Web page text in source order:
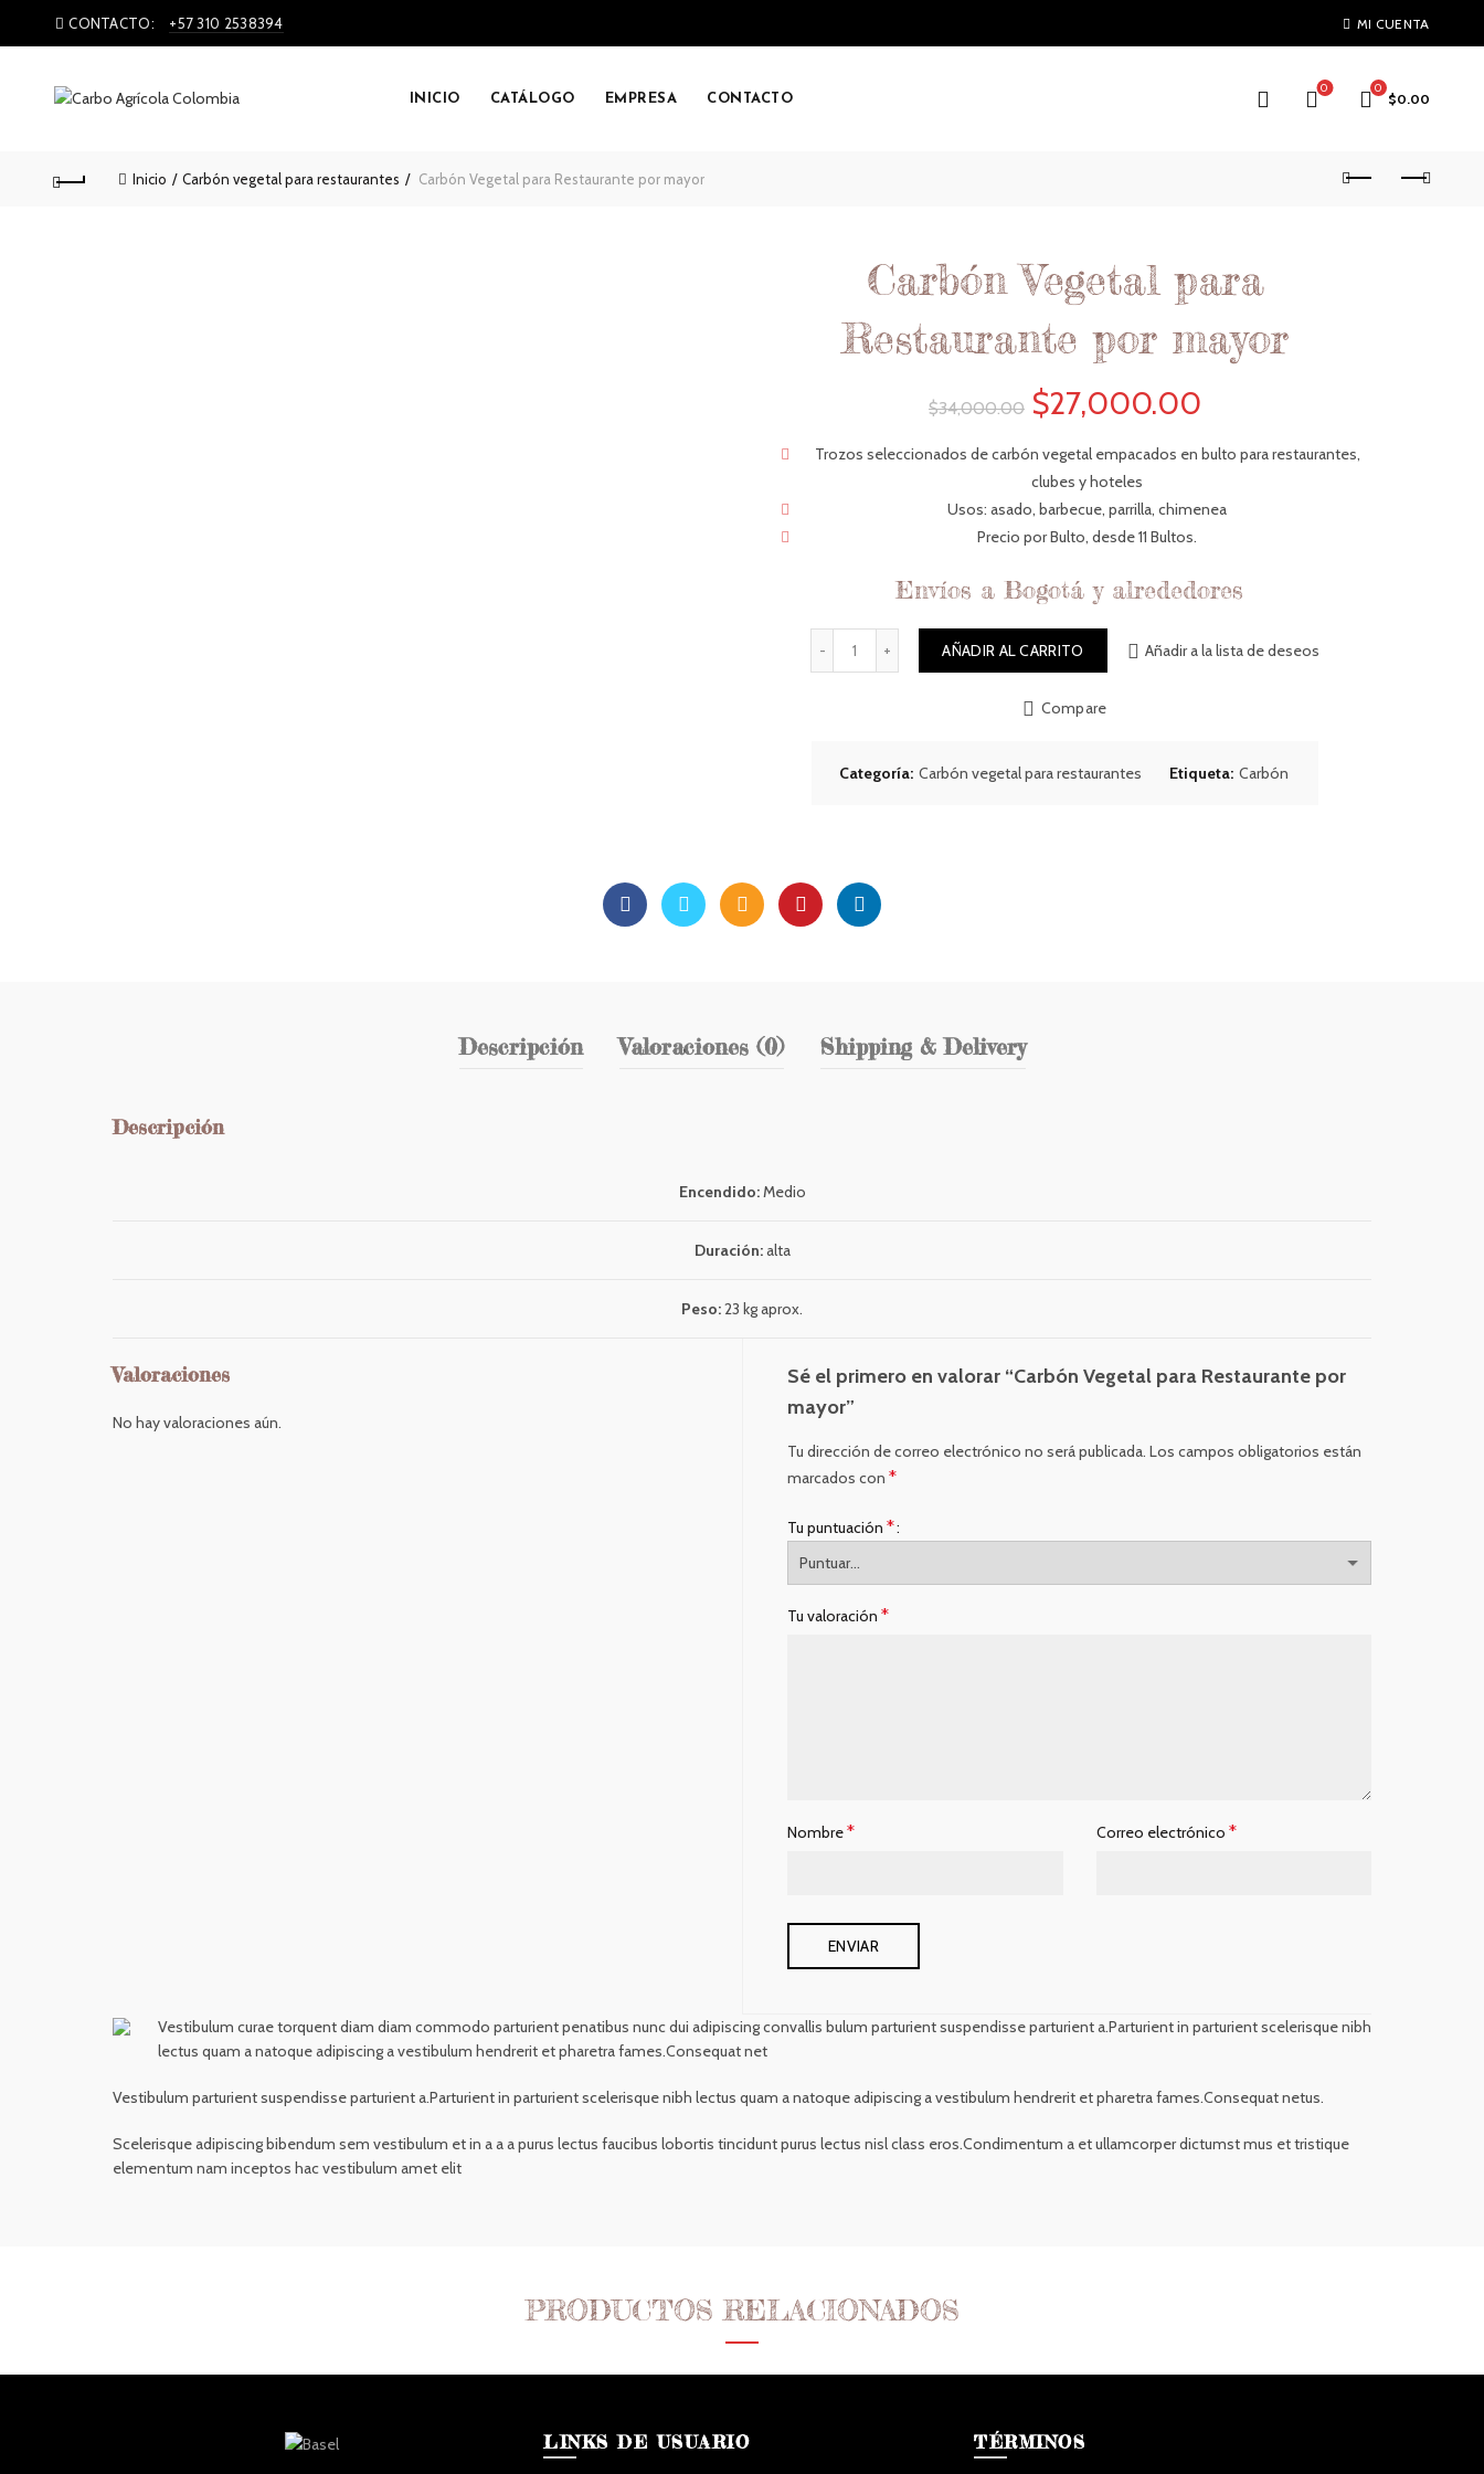
CONTACTO: +57 310 2538394 MI CUENTA
INICIO CATÁLOGO EMPRESA CONTACTO
0 0
$0.00
Inicio Carbón vegetal para restaurantes Carbón Vegetal para Restaurante por mayor
Carbón Vegetal para
Restaurante por mayor
$34,000.00 El
precio
original
era:
$34,000.00.
$27,000.00
precio
actual
$27,000.00.
Trozos seleccionados de carbón vegetal empacados en bulto para restaurantes,
clubes y hoteles
Usos: asado, barbecue, parrilla, chimenea
Precio por Bulto, desde 11 Bultos.
Envíos a Bogotá y alrededores
AÑADIR AL CARRITO Añadir a la lista de deseos
Compare
Categoría: Carbón vegetal para restaurantes Etiqueta: Carbón
Descripción Valoraciones (0) Shipping & Delivery
Descripción
Encendido:Medio
Duración:alta
Peso:23 kg aprox.
Valoraciones
No hay valoraciones aún.
Sé el primero en valorar “Carbón Vegetal para Restaurante por
mayor”
Tu dirección de correo electrónico no será publicada. Los campos obligatorios están
marcados con *
Tu puntuación *
Tu valoración *
Nombre* Correo electrónico *
Vestibulum curae torquent diam diam commodo parturient penatibus nunc dui adipiscing convallis bulum parturient suspendisse parturient a.Parturient in parturient scelerisque nibh
lectus quam a natoque adipiscing a vestibulum hendrerit et pharetra fames.Consequat net
Vestibulum parturient suspendisse parturient a.Parturient in parturient scelerisque nibh lectus quam a natoque adipiscing a vestibulum hendrerit et pharetra fames.Consequat netus.
Scelerisque adipiscing bibendum sem vestibulum et in a a a purus lectus faucibus lobortis tincidunt purus lectus nisl class eros.Condimentum a et ullamcorper dictumst mus et tristique
elementum nam inceptos hac vestibulum amet elit
PRODUCTOS RELACIONADOS
LINKS DE USUARIO TÉRMINOS